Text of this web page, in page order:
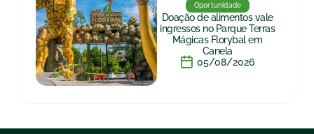
Oportunidade
Doação de alimentos vale
ingressos no Parque Terras
Mágicas Florybal em
Canela
05/08/2026